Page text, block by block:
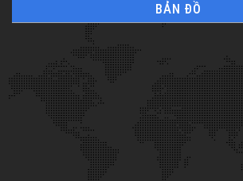
BẢN ĐỒ